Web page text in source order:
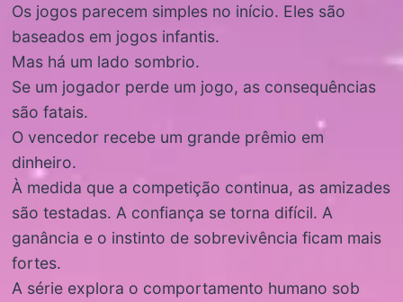
Os jogos parecem simples no início. Eles são
baseados em jogos infantis.
Mas há um lado sombrio.
Se um jogador perde um jogo, as consequências
são fatais.
O vencedor recebe um grande prêmio em
dinheiro.
À medida que a competição continua, as amizades
são testadas. A confiança se torna difícil. A
ganância e o instinto de sobrevivência ficam mais
fortes.
A série explora o comportamento humano sob